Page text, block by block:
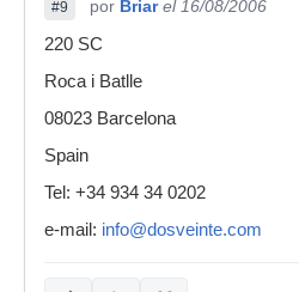
#9 por Briar el 16/08/2006
220 SC
Roca i Batlle
08023 Barcelona
Spain
Tel: +34 934 34 0202
e-mail: info@dosveinte.com